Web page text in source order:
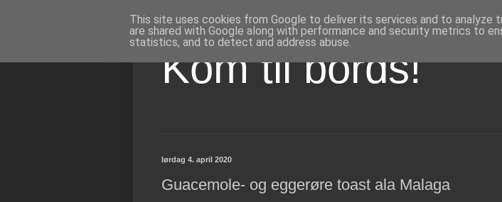
Kom til bords!
lørdag 4. april 2020
Guacemole- og eggerøre toast ala Malaga
This site uses cookies from Google to deliver its services and to analyze
are shared with Google along with performance and security metrics to
statistics, and to detect and address abuse.